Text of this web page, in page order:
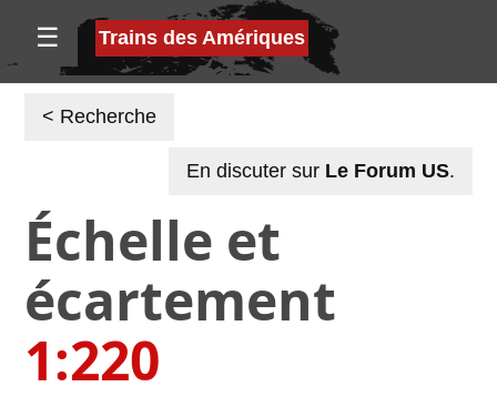
☰ Trains des Amériques
< Recherche
En discuter sur Le Forum US.
Échelle et
écartement
1:220